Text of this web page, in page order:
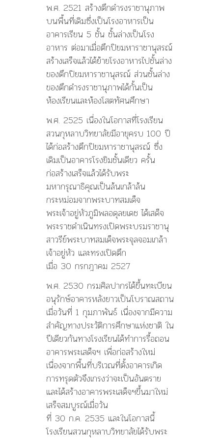
พ.ศ. 2521 สร้างตึกดำรงราชานุภาพ
บนพื้นที่เดิมซึ่งเป็นโรงอาหารเป็น
อาคารเรียน 5 ชั้น ชั้นล่างเป็นโรง
อาหาร ต่อมาเมื่อตึกปิยมหาราชานุสรณ์
สร้างเสร็จแล้วได้ย้ายโรงอาหารไปชั้นล่าง
ของตึกปิยมหาราชานุสรณ์ ส่วนชั้นล่าง
ของตึกดำรงราชานุภาพได้กั้นเป็น
ห้องเรียนและห้องโสตทัศนศึกษา
พ.ศ. 2525 เนื่องในโอกาสที่โรงเรียน
สวนกุหลาบวิทยาลัยมีอายุครบ 100 ปี
ได้ก่อสร้างตึกปิยมหาราชานุสรณ์ ซึ่ง
เดิมเป็นอาคารโรงยิมชั้นเดียว ครั้น
ก่อสร้างเสร็จแล้วได้รับพระ
มหากรุณาธิคุณเป็นล้นเกล้าล้น
กระหม่อมจากพระบาทสมเด็จ
พระเจ้าอยู่หัวภูมิพลอดุลยเดช ได้เสด็จ
พระราชดำเนินทรงเปิดพระบรมราชานุ
สาวรีย์พระบาทสมเด็จพระจุลจอมเกล้า
เจ้าอยู่หัว และทรงเปิดตึก
เมื่อ 30 กรกฎาคม 2527
พ.ศ. 2530 กรมศิลปากรได้ขึ้นทะเบียน
อนุรักษ์อาคารหลังยาวเป็นโบราณสถาน
เมื่อวันที่ 1 กุมภาพันธ์ เนื่องจากมีความ
สำคัญทางประวัติการศึกษาแห่งชาติ ใน
ปีเดียวกันทางโรงเรียนได้ทำการรื้อถอน
อาคารพระเสด็จฯ เพื่อก่อสร้างใหม่
เนื่องจากพื้นที่บริเวณที่ตั้งอาคารเกิด
การทรุดตัวจึงเกรงว่าจะเป็นอันตราย
และได้สร้างอาคารพระเสด็จฯขึ้นมาใหม่
เสร็จสมบูรณ์เมื่อวัน
ที่ 30 ก.ค. 2535 และในโอกาสนี้
โรงเรียนสวนกุหลาบวิทยาลัยได้รับพระ